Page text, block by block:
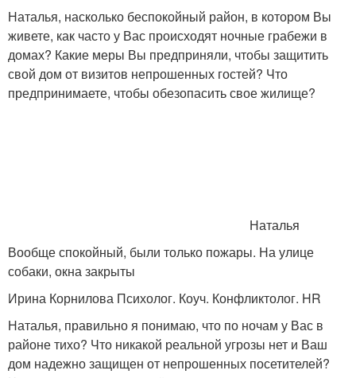
Наталья, насколько беспокойный район, в котором Вы
живете, как часто у Вас происходят ночные грабежи в
домах? Какие меры Вы предприняли, чтобы защитить
свой дом от визитов непрошенных гостей? Что
предпринимаете, чтобы обезопасить свое жилище?
Наталья
Вообще спокойный, были только пожары. На улице
собаки, окна закрыты
Ирина Корнилова Психолог. Коуч. Конфликтолог. HR
Наталья, правильно я понимаю, что по ночам у Вас в
районе тихо? Что никакой реальной угрозы нет и Ваш
дом надежно защищен от непрошенных посетителей?